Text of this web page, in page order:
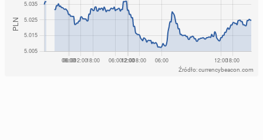
Źródło: currencybeacon.com